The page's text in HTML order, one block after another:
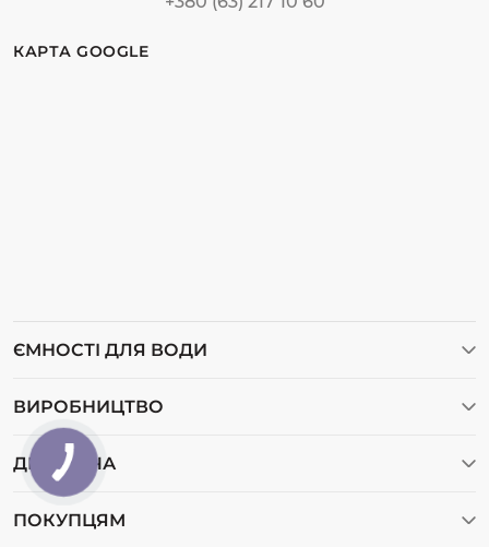
КАРТА GOOGLE
ЄМНОСТІ ДЛЯ ВОДИ
Ємності для дизельного пального
Баки для води
Бочки пластикові
Пластикові бочки Івано-Франківськ
ВИРОБНИЦТВО
Відеогалерея
Про нас
Карта сайту
ДІМ І ДАЧА
Пластикові ємності для аграрного сектору
ПОКУПЦЯМ